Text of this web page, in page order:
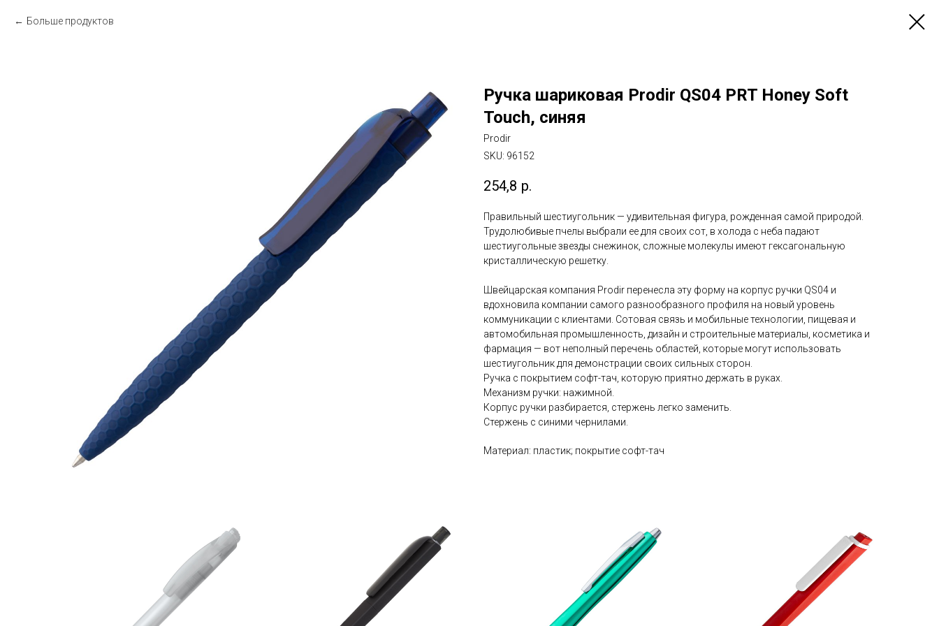
Больше продуктов
Ручка шариковая Prodir QS04 PRT Honey Soft
Touch, синяя
Prodir
SKU: 96152
254,8 р.
Правильный шестиугольник — удивительная фигура, рожденная самой природой.
Трудолюбивые пчелы выбрали ее для своих сот, в холода с неба падают
шестиугольные звезды снежинок, сложные молекулы имеют гексагональную
кристаллическую решетку.
Швейцарская компания Prodir перенесла эту форму на корпус ручки QS04 и
вдохновила компании самого разнообразного профиля на новый уровень
коммуникации с клиентами. Сотовая связь и мобильные технологии, пищевая и
автомобильная промышленность, дизайн и строительные материалы, косметика и
фармация — вот неполный перечень областей, которые могут использовать
шестиугольник для демонстрации своих сильных сторон.
Ручка с покрытием софт-тач, которую приятно держать в руках.
Механизм ручки: нажимной.
Корпус ручки разбирается, стержень легко заменить.
Стержень с синими чернилами.
Материал: пластик; покрытие софт-тач